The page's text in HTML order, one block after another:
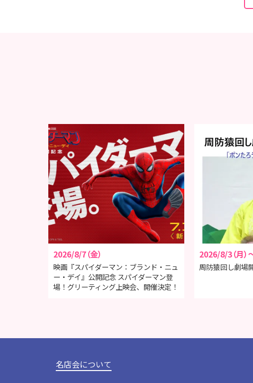
2026/8/7（金）
映画『スパイダーマン：ブランド・ニュ
ー・デイ』公開記念 スパイダーマン登
場！グリーティング上映会、開催決定！
2026/8/3（月）
周防猿回し劇場
名店会について